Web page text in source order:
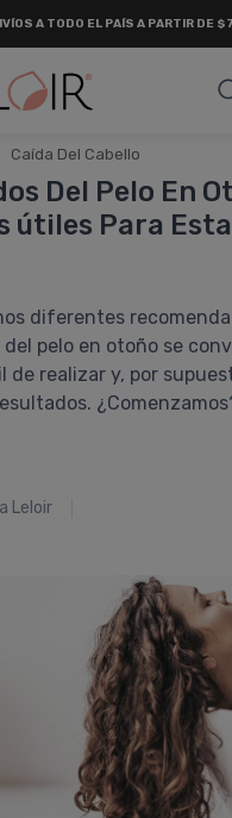
Caí­da Del Cabello
Del Pelo En
útiles Para
diferentes
pelo en otoño se
de realizar y, por
Leloir